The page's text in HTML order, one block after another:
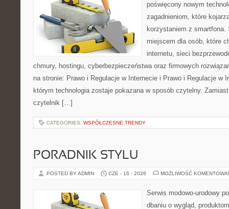
poświęcony nowym
zagadnieniom, które
korzystaniem z
miejscem dla osób, które
internetu, sieci
chmury, hostingu, cyberbezpieczeństwa oraz firmowych
na stronie: Prawo i Regulacje w Internecie i Prawo i Regulacje w
którym technologia zostaje pokazana w sposób czytelny.
czytelnik […]
CATEGORIES: WSPÓŁCZESNE TRENDY
PORADNIK STYLU
POSTED BY ADMIN CZE - 16 - 2026 MOŻLIWOŚĆ
Serwis modowo-urodowy
dbaniu o wygląd,